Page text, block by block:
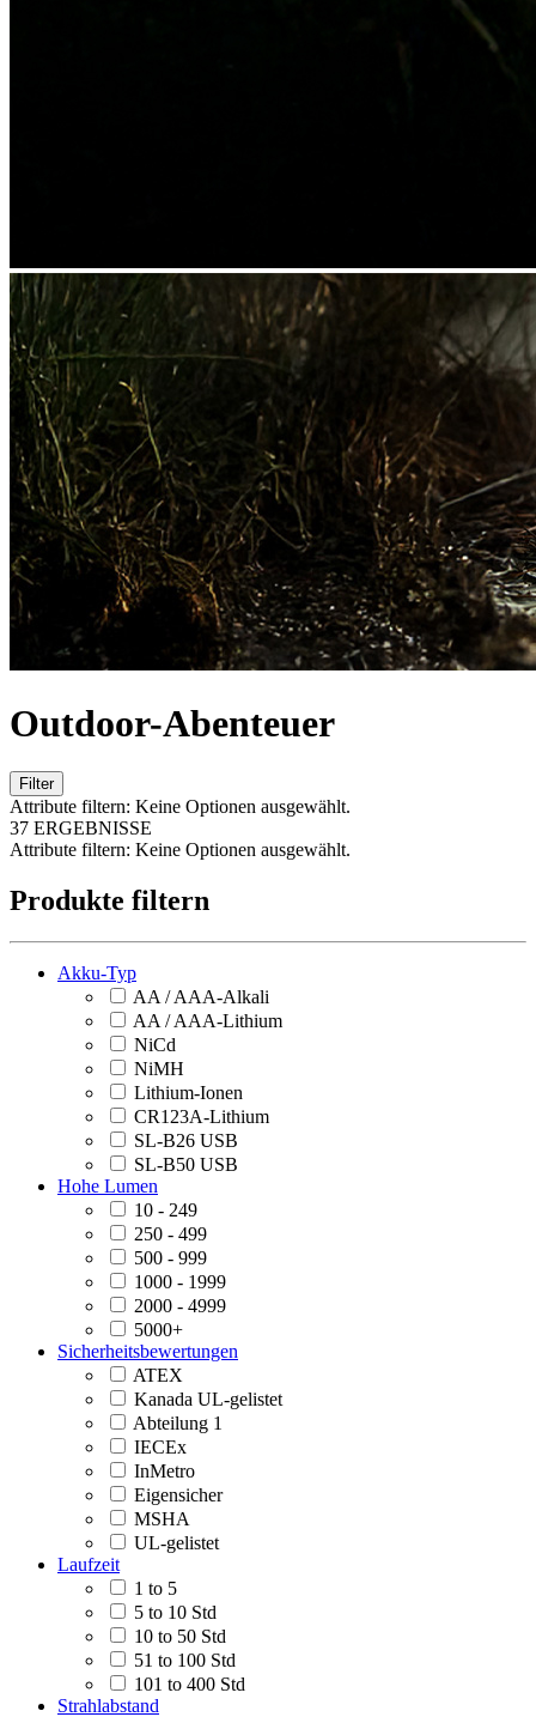
Outdoor-Abenteuer
Filter
Attribute filtern: Keine Optionen ausgewählt.
37 ERGEBNISSE
Attribute filtern: Keine Optionen ausgewählt.
Produkte filtern
Akku-Typ
AA / AAA-Alkali
AA / AAA-Lithium
NiCd
NiMH
Lithium-Ionen
CR123A-Lithium
SL-B26 USB
SL-B50 USB
Hohe Lumen
10 - 249
250 - 499
500 - 999
1000 - 1999
2000 - 4999
5000+
Sicherheitsbewertungen
ATEX
Kanada UL-gelistet
Abteilung 1
IECEx
InMetro
Eigensicher
MSHA
UL-gelistet
Laufzeit
1 to 5
5 to 10 Std
10 to 50 Std
51 to 100 Std
101 to 400 Std
Strahlabstand